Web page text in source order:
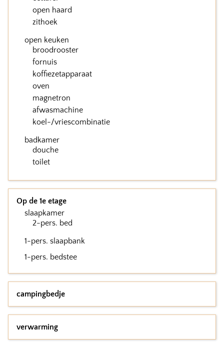
open haard
zithoek
open keuken
broodrooster
fornuis
koffiezetapparaat
oven
magnetron
afwasmachine
koel-/vriescombinatie
badkamer
douche
toilet
Op de 1e etage
slaapkamer
2-pers. bed
1-pers. slaapbank
1-pers. bedstee
campingbedje
verwarming